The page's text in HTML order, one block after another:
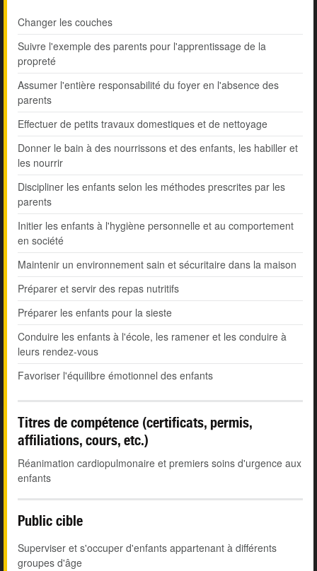
Changer les couches
Suivre l'exemple des parents pour l'apprentissage de la
propreté
Assumer l'entière responsabilité du foyer en l'absence des
parents
Effectuer de petits travaux domestiques et de nettoyage
Donner le bain à des nourrissons et des enfants, les habiller et
les nourrir
Discipliner les enfants selon les méthodes prescrites par les
parents
Initier les enfants à l'hygiène personnelle et au comportement
en société
Maintenir un environnement sain et sécuritaire dans la maison
Préparer et servir des repas nutritifs
Préparer les enfants pour la sieste
Conduire les enfants à l'école, les ramener et les conduire à
leurs rendez-vous
Favoriser l'équilibre émotionnel des enfants
Titres de compétence (certificats, permis,
affiliations, cours, etc.)
Réanimation cardiopulmonaire et premiers soins d'urgence aux
enfants
Public cible
Superviser et s'occuper d'enfants appartenant à différents
groupes d'âge